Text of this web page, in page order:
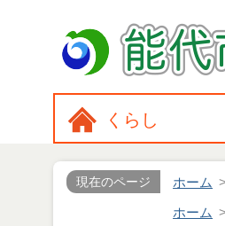
くらし
現在のページ ホーム
ホーム